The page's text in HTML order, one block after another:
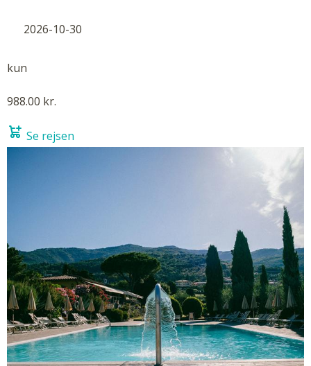
2026-10-30
kun
988.00 kr.
Se rejsen